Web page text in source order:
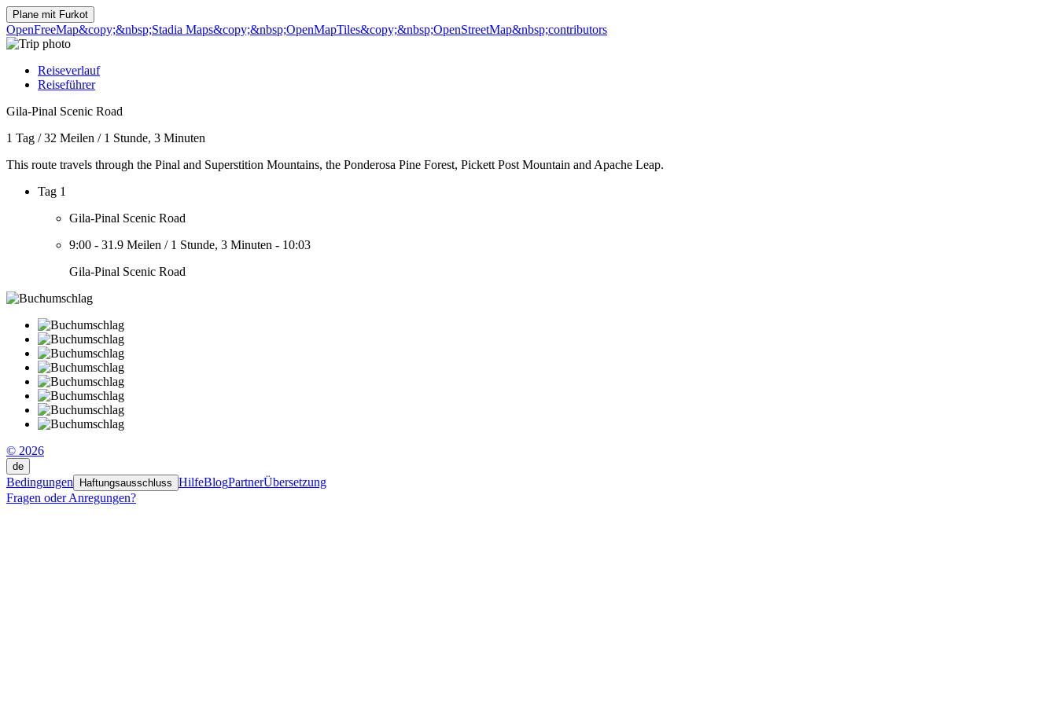
Plane mit Furkot
OpenFreeMap&copy;&nbsp;Stadia Maps&copy;&nbsp;OpenMapTiles&copy;&nbsp;OpenStreetMap&nbsp;contributors
Reiseverlauf
Reiseführer
Gila-Pinal Scenic Road
1 Tag /32 Meilen / 1 Stunde, 3 Minuten
This route travels through the Pinal and Superstition Mountains, the Ponderosa Pine Forest, Pickett Post Mountain and Apache Leap.
Tag 1
Gila-Pinal Scenic Road
9:00 - 31.9 Meilen / 1 Stunde, 3 Minuten - 10:03
Gila-Pinal Scenic Road
© 2026
de
Bedingungen Haftungsausschluss HilfeBlogPartnerÜbersetzung
Fragen oder Anregungen?